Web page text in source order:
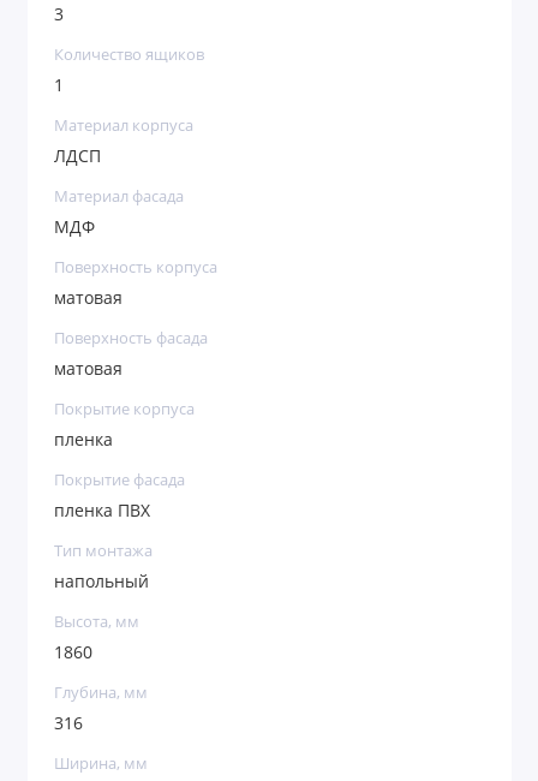
3
Количество ящиков
1
Материал корпуса
ЛДСП
Материал фасада
МДФ
Поверхность корпуса
матовая
Поверхность фасада
матовая
Покрытие корпуса
пленка
Покрытие фасада
пленка ПВХ
Тип монтажа
напольный
Высота, мм
1860
Глубина, мм
316
Ширина, мм